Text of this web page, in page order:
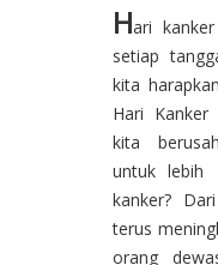
Hari
setiap
kita
Hari Kanker
kita
untuk lebih
kanker?
terus
orang